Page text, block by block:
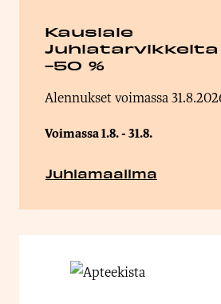
Kausiale
Juhlatarvikkeita
-50 %
Alennukset voimassa
Voimassa 1.8. - 31.8.
Juhlamaailma